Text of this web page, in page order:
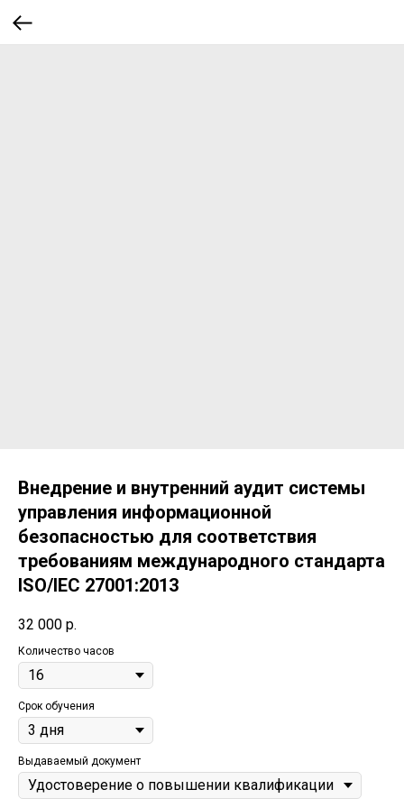
Внедрение и внутренний аудит системы
управления информационной
безопасностью для соответствия
требованиям международного стандарта
ISO/IEC 27001:2013
32 000 р.
Количество часов
Срок обучения
Выдаваемый документ